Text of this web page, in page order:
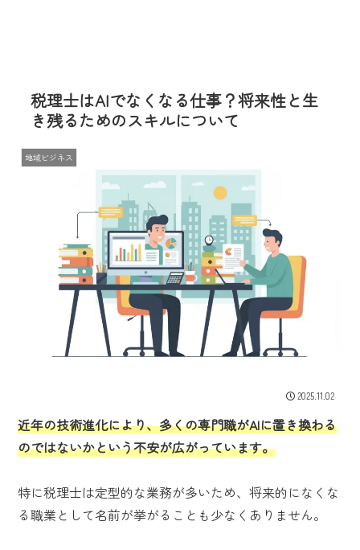
税理士はAIでなくなる仕事？将来性と生
き残るためのスキルについて
地域ビジネス
2025.11.02
近年の技術進化により、多くの専門職がAIに置き換わる
のではないかという不安が広がっています。
特に税理士は定型的な業務が多いため、将来的になくな
る職業として名前が挙がることも少なくありません。